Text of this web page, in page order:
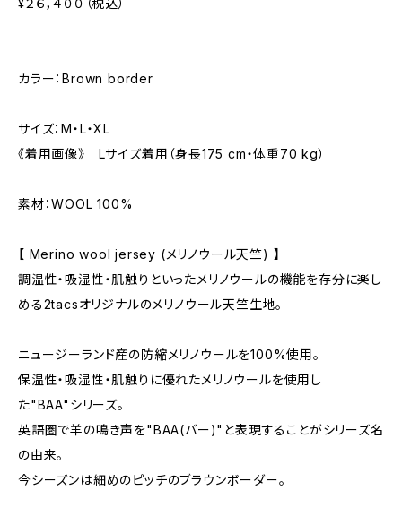
¥２６，４００（税込）
カラー：Brown border
サイズ：M・L・XL
《着用画像》 Lサイズ着用（身長175 cm・体重70 kg）
素材：WOOL 100%
【 Merino wool jersey (メリノウール天竺) 】
調温性・吸湿性・肌触りといったメリノウールの機能を存分に楽し
める2tacsオリジナルのメリノウール天竺生地。
ニュージーランド産の防縮メリノウールを100%使用。
保温性・吸湿性・肌触りに優れたメリノウールを使用し
た"BAA"シリーズ。
英語圏で羊の鳴き声を"BAA(バー)"と表現することがシリーズ名
の由来。
今シーズンは細めのピッチのブラウンボーダー。